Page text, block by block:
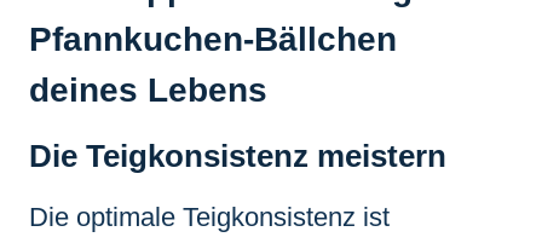
Pfannkuchen-Bällchen
deines Lebens
Die Teigkonsistenz meistern
Die optimale Teigkonsistenz ist